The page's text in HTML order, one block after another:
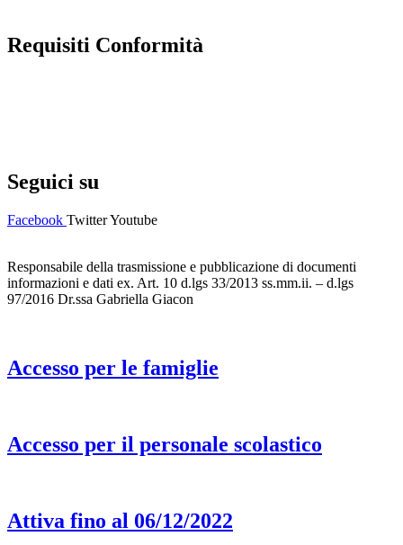
Requisiti Conformità
Seguici su
Facebook TwitterYoutube
Responsabile della trasmissione e pubblicazione di documenti
informazioni e dati ex. Art. 10 d.lgs 33/2013 ss.mm.ii. – d.lgs
97/2016 Dr.ssa Gabriella Giacon
Accesso per le famiglie
Accesso per il personale scolastico
Attiva fino al 06/12/2022